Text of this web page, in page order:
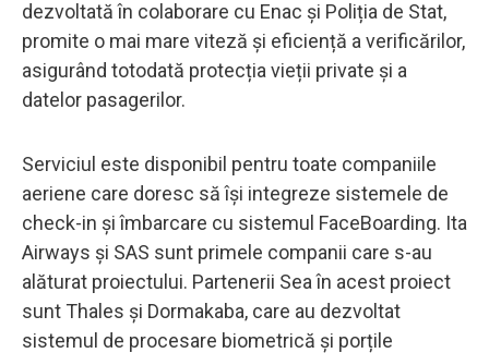
dezvoltată în colaborare cu Enac și Poliția de Stat,
promite o mai mare viteză și eficiență a verificărilor,
asigurând totodată protecția vieții private și a
datelor pasagerilor.
Serviciul este disponibil pentru toate companiile
aeriene care doresc să își integreze sistemele de
check-in și îmbarcare cu sistemul FaceBoarding. Ita
Airways și SAS sunt primele companii care s-au
alăturat proiectului. Partenerii Sea în acest proiect
sunt Thales și Dormakaba, care au dezvoltat
sistemul de procesare biometrică și porțile